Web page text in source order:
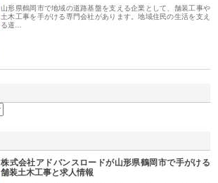
山形県鶴岡市で地域の道路基盤を支える企業として、舗装工事や
土木工事を手がける専門会社があります。地域住民の生活を支え
る道…
株式会社アドバンスロードが山形県鶴岡市で手がける
舗装土木工事と求人情報